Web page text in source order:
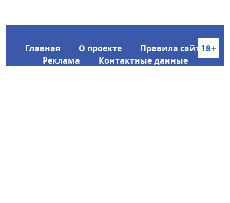
Главная О проекте
Правила сайта
Реклама
Контактные данные